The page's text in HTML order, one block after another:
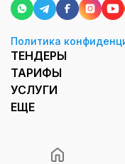
Политика
ТЕНДЕРЫ
ТАРИФЫ
УСЛУГИ
ЕЩЕ